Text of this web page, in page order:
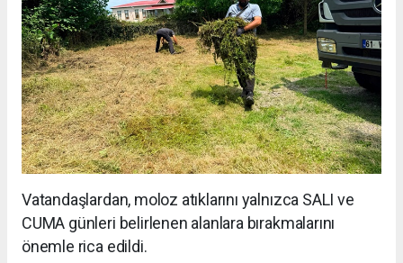
Vatandaşlardan, moloz atıklarını yalnızca SALI ve
CUMA günleri belirlenen alanlara bırakmalarını
önemle rica edildi.